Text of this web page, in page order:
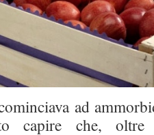
ad
capire che, oltre